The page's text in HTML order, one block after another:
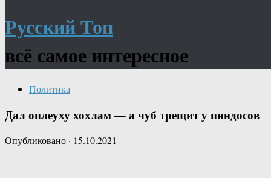
Русский Топ
всё самое интересное
Политика
Дал оплеуху хохлам — а чуб трещит у пиндосов
Опубликовано · 15.10.2021